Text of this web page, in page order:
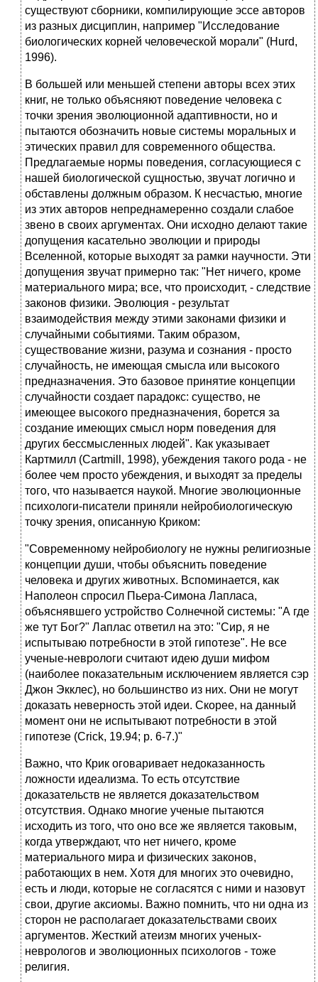
существуют сборники, компилирующие эссе авторов
из разных дисциплин, например "Исследование
биологических корней человеческой морали" (Hurd,
1996).
В большей или меньшей степени авторы всех этих
книг, не только объясняют поведение человека с
точки зрения эволюционной адаптивности, но и
пытаются обозначить новые системы моральных и
этических правил для современного общества.
Предлагаемые нормы поведения, согласующиеся с
нашей биологической сущностью, звучат логично и
обставлены должным образом. К несчастью, многие
из этих авторов непреднамеренно создали слабое
звено в своих аргументах. Они исходно делают такие
допущения касательно эволюции и природы
Вселенной, которые выходят за рамки научности. Эти
допущения звучат примерно так: "Нет ничего, кроме
материального мира; все, что происходит, - следствие
законов физики. Эволюция - результат
взаимодействия между этими законами физики и
случайными событиями. Таким образом,
существование жизни, разума и сознания - просто
случайность, не имеющая смысла или высокого
предназначения. Это базовое принятие концепции
случайности создает парадокс: существо, не
имеющее высокого предназначения, борется за
создание имеющих смысл норм поведения для
других бессмысленных людей". Как указывает
Картмилл (Cartmill, 1998), убеждения такого рода - не
более чем просто убеждения, и выходят за пределы
того, что называется наукой. Многие эволюционные
психологи-писатели приняли нейробиологическую
точку зрения, описанную Криком:
"Современному нейробиологу не нужны религиозные
концепции души, чтобы объяснить поведение
человека и других животных. Вспоминается, как
Наполеон спросил Пьера-Симона Лапласа,
объяснявшего устройство Солнечной системы: "А где
же тут Бог?" Лаплас ответил на это: "Сир, я не
испытываю потребности в этой гипотезе". Не все
ученые-неврологи считают идею души мифом
(наиболее показательным исключением является сэр
Джон Экклес), но большинство из них. Они не могут
доказать неверность этой идеи. Скорее, на данный
момент они не испытывают потребности в этой
гипотезе (Crick, 19.94; р. 6-7.)"
Важно, что Крик оговаривает недоказанность
ложности идеализма. То есть отсутствие
доказательств не является доказательством
отсутствия. Однако многие ученые пытаются
исходить из того, что оно все же является таковым,
когда утверждают, что нет ничего, кроме
материального мира и физических законов,
работающих в нем. Хотя для многих это очевидно,
есть и люди, которые не согласятся с ними и назовут
свои, другие аксиомы. Важно помнить, что ни одна из
сторон не располагает доказательствами своих
аргументов. Жесткий атеизм многих ученых-
неврологов и эволюционных психологов - тоже
религия.